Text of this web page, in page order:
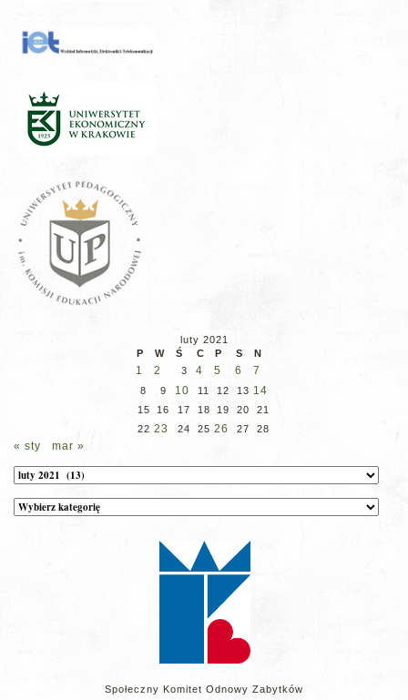
luty 2021
P
W Ś C P S N
1 2 3 4 5 6 7
8 9 10 11 12 13 14
15 16 17 18 19 20
21
22 23 24 25 26 27 28
« sty mar »
Archiwum
Kategorie
wpisów
Społeczny Komitet Odnowy Zabytków